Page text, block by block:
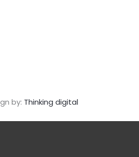
by: Thinking digital